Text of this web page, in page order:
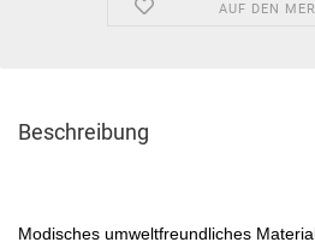
AUF DEN
Beschreibung
Modisches umweltfreundliches